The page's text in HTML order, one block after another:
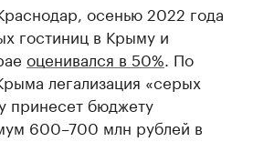
осенью 2022 года
гостиниц в Крыму и
оценивался в 50% . По
легализация «серых
принесет бюджету
600–700 млн рублей в